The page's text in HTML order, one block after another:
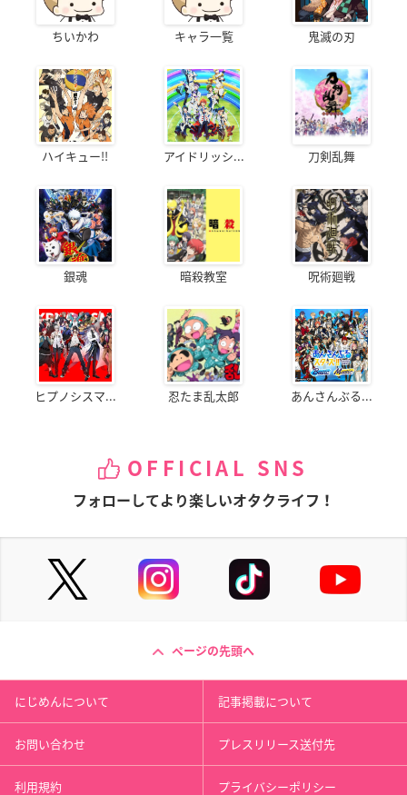
ちいかわ キャラ一覧 鬼滅の刃
ハイキュー!! アイドリッシ... 刀剣乱舞
銀魂 暗殺教室 呪術廻戦
ヒプノシスマ... 忍たま乱太郎 あんさんぶる...
OFFICIAL SNS
フォローしてより楽しいオタクライフ！
ページの先頭へ
にじめんについて 記事掲載について
お問い合わせ プレスリリース送付先
利用規約 プライバシーポリシー